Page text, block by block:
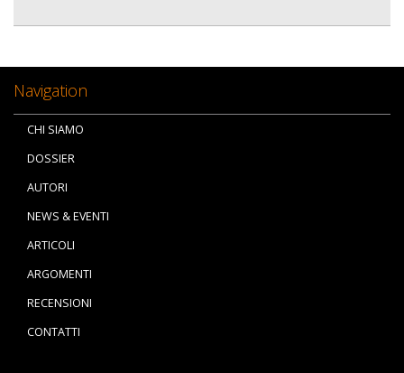
Navigation
CHI SIAMO
DOSSIER
AUTORI
NEWS & EVENTI
ARTICOLI
ARGOMENTI
RECENSIONI
CONTATTI